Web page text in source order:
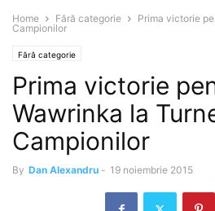
Home Fără categorie
Prima victorie
Campionilor
Fără categorie
Prima victorie
Wawrinka la
Campionilor
By Dan Alexandru - 19 noiembrie 2015